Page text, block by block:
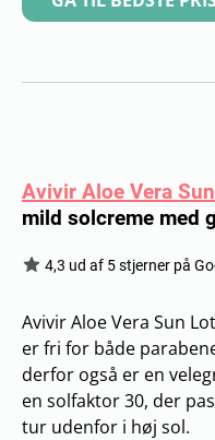
Avivir Aloe Vera
mild solcreme med
4,3 ud af 5 stjerner på
Avivir Aloe Vera Sun
er fri for både
derfor også er en
en solfaktor 30, der
tur udenfor i høj sol.